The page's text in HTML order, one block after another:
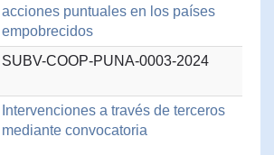
acciones puntuales en los países
empobrecidos
SUBV-COOP-PUNA-0003-2024
Intervenciones a través de terceros
mediante convocatoria